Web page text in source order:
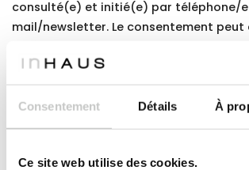
Consentement Détails À
Ce site web utilise des cookies.
consulté(e) et initié(e) par téléphone/
mail/newsletter. Le consentement peut
lien permettant de se désinscrire à